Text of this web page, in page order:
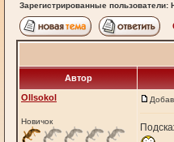
Зарегистрированные пользователи:
Автор
Ollsokol
Новичок